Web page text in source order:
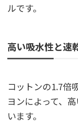
ルです。
高い吸水性と速
コットンの1.7倍
ヨンによって、
います。